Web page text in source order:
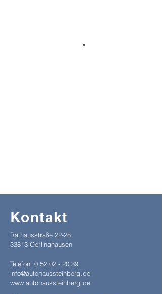
Kontakt
Rathausstraße 22-28
33813 Oerlinghausen
Telefon: 0 52 02 - 20 39
info@autohaussteinberg.de
www.autohaussteinberg.de